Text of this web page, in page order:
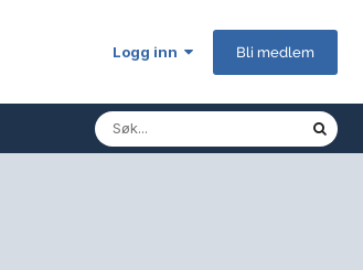
Logg inn Bli medlem